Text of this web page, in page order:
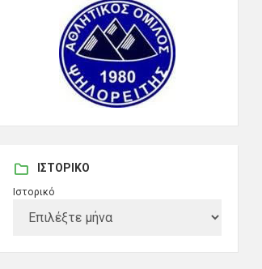
ΙΣΤΟΡΙΚΌ
Ιστορικό